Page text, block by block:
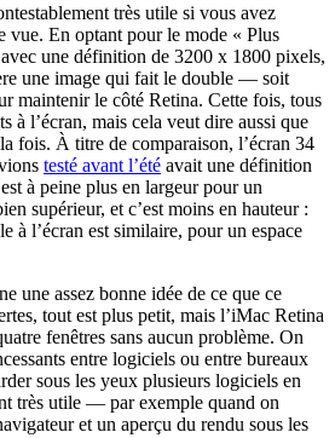
très utile si vous avez
vue. En optant pour le mode « Plus
avec une définition de 3200 x 1800 pixels,
une image qui fait le double — soit
maintenir le côté Retina. Cette fois, tous
à l’écran, mais cela veut dire aussi que
fois. À titre de comparaison, l’écran 34
testé avant l’été avait une définition
à peine plus en largeur pour un
supérieur, et c’est moins en hauteur :
à l’écran est similaire, pour un espace
une assez bonne idée de ce que ce
tout est plus petit, mais l’iMac Retina
fenêtres sans aucun problème. On
entre logiciels ou entre bureaux
sous les yeux plusieurs logiciels en
très utile — par exemple quand on
et un aperçu du rendu sous les